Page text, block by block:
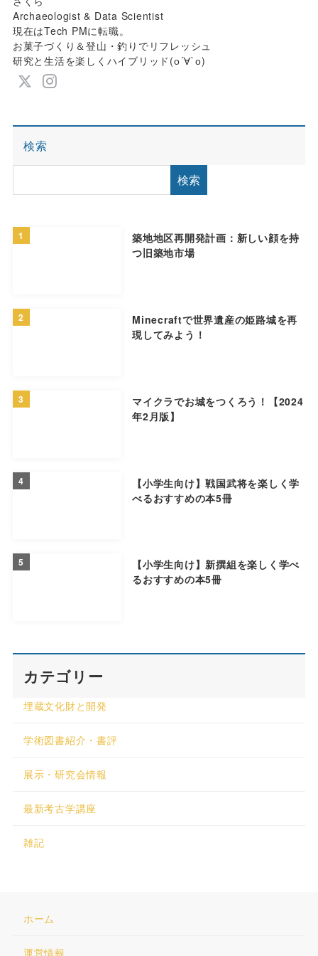
Archaeologist & Data Scientist
現在はTech PMに転職。
お菓子づくり＆登山・釣りでリフレッシュ
研究と生活を楽しくハイブリッド(о´∀`о)
検索
検索
1
築地地区再開発計画：新しい顔を持
つ旧築地市場
2
Minecraftで世界遺産の姫路城を再
現してみよう！
3
マイクラでお城をつくろう！【2024
年2月版】
4
【小学生向け】戦国武将を楽しく学
べるおすすめの本5冊
5
【小学生向け】新撰組を楽しく学べ
るおすすめの本5冊
カテゴリー
埋蔵文化財と開発
学術図書紹介・書評
展示・研究会情報
最新考古学講座
雑記
ホーム
運営情報